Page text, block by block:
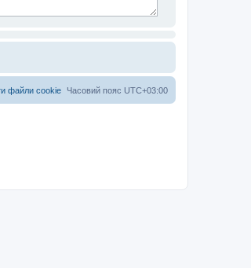
Часовий пояс UTC+03:00
файли cookie